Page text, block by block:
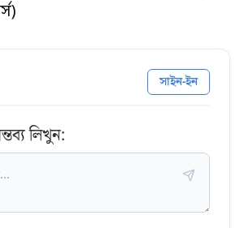
সাইন-ইন
লিখুন: